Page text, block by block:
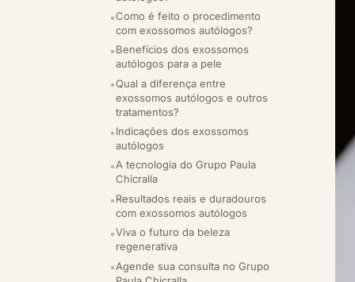
Como é feito o procedimento
com exossomos autólogos?
Benefícios dos exossomos
autólogos para a pele
Qual a diferença entre
exossomos autólogos e outros
tratamentos?
Indicações dos exossomos
autólogos
A tecnologia do Grupo Paula
Chicralla
Resultados reais e duradouros
com exossomos autólogos
Viva o futuro da beleza
regenerativa
Agende sua consulta no Grupo